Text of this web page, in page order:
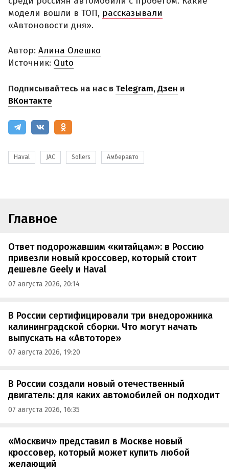
модели вошли в ТОП, рассказывали
«Автоновости дня».
Автор: Алина Олешко
Источник: Quto
Подписывайтесь на нас в Telegram,Дзен и
ВКонтакте
Haval JAC Sollers Амберавто
Главное
Ответ подорожавшим «китайцам»: в Россию
привезли новый кроссовер, который стоит
дешевле Geely и Haval
07 августа 2026, 20:14
В России сертифицировали три внедорожника
калининградской сборки. Что могут начать
выпускать на «Автоторе»
07 августа 2026, 19:20
В России создали новый отечественный
двигатель: для каких автомобилей он подходит
07 августа 2026, 16:35
«Москвич» представил в Москве новый
кроссовер, который может купить любой
желающий